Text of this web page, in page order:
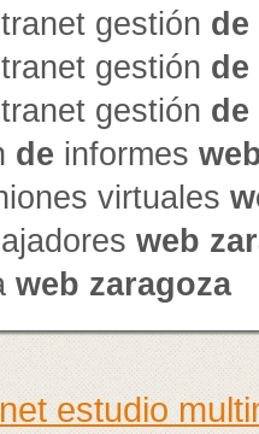
gestión de
gestión de
gestión de
de informes
virtuales
web
web zaragoza
estudio